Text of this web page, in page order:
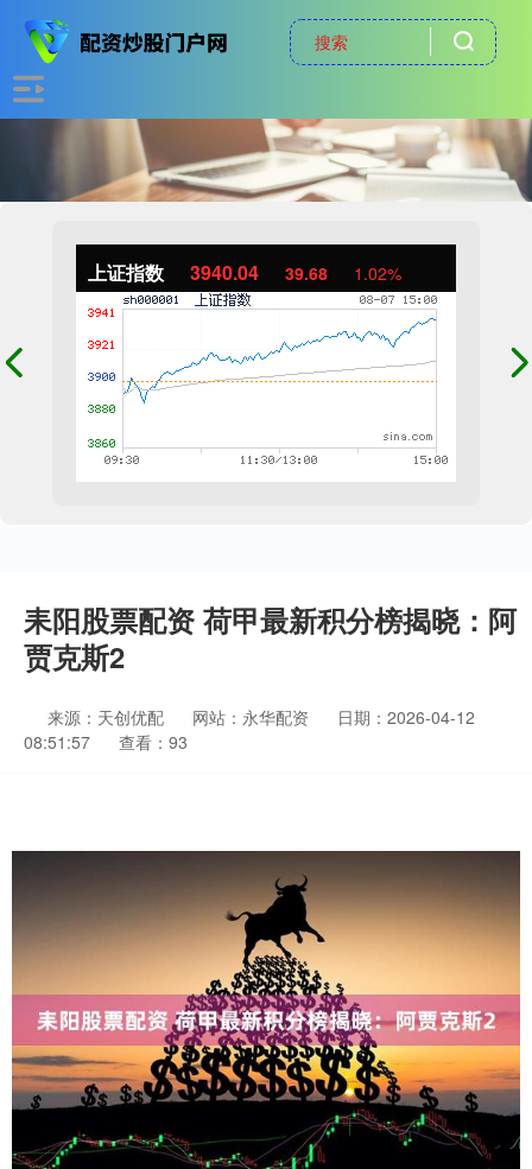
上证指数 3940.04 39.68 1.02%
耒阳股票配资 荷甲最新积分榜揭晓：阿
贾克斯2
来源：天创优配 网站：永华配资
日期：2026-04-12
08:51:57
查看：93